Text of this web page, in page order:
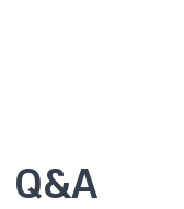
Q&A